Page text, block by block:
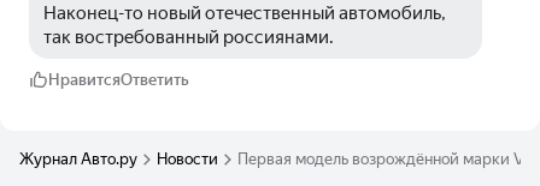
Наконец-то новый отечественный автомобиль,
так востребованный россиянами.
НравитсяОтветить
Журнал Авто.ру Новости Первая модель возрождённой марки